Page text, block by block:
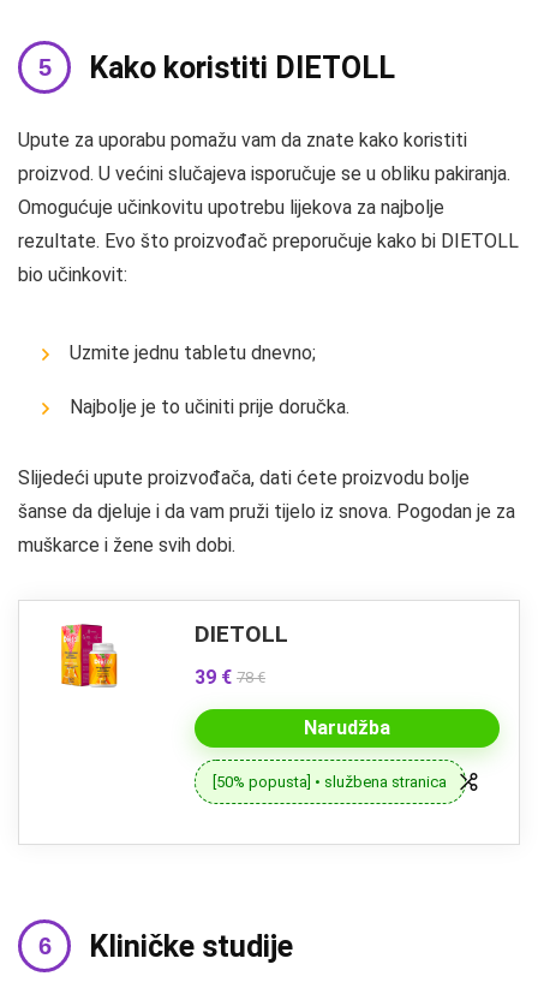
Kako koristiti DIETOLL
Upute za uporabu pomažu vam da znate kako koristiti
proizvod. U većini slučajeva isporučuje se u obliku pakiranja.
Omogućuje učinkovitu upotrebu lijekova za najbolje
rezultate. Evo što proizvođač preporučuje kako bi DIETOLL
bio učinkovit:
Uzmite jednu tabletu dnevno;
Najbolje je to učiniti prije doručka.
Slijedeći upute proizvođača, dati ćete proizvodu bolje
šanse da djeluje i da vam pruži tijelo iz snova. Pogodan je za
muškarce i žene svih dobi.
DIETOLL
39 € 78 €
Narudžba
[50% popusta] • službena stranica
Kliničke studije